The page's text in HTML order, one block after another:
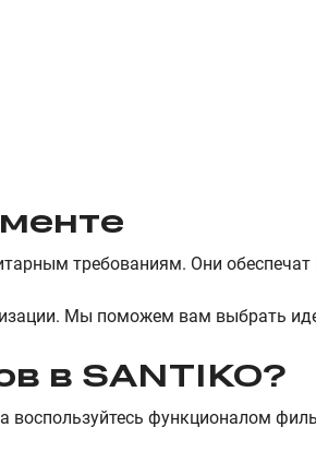
требованиям. Они
Мы поможем вам выбрать
в SANTIKO?
функционалом